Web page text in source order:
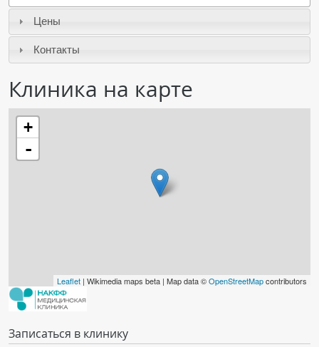
ПОМОЩЬ
Цены
Контакты
Клиника на карте
+
-
Leaflet | Wikimedia maps beta | Map data ©OpenStreetMapcontributors
Записаться в клинику